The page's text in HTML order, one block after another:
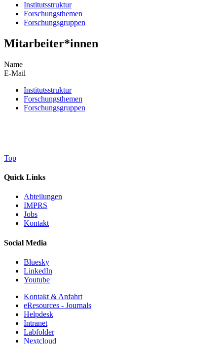
Institutsstruktur
Forschungsthemen
Forschungsgruppen
Mitarbeiter*innen
Name
E-Mail
Institutsstruktur
Forschungsthemen
Forschungsgruppen
Top
Quick Links
Abteilungen
IMPRS
Jobs
Kontakt
Social Media
Bluesky
LinkedIn
Youtube
Kontakt & Anfahrt
eResources - Journals
Helpdesk
Intranet
Labfolder
Nextcloud